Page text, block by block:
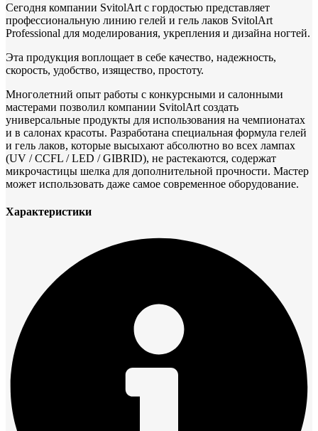
Сегодня компании SvitolArt с гордостью представляет
профессиональную линию гелей и гель лаков SvitolArt
Professional для моделирования, укрепления и дизайна ногтей.
Эта продукция воплощает в себе качество, надежность,
скорость, удобство, изящество, простоту.
Многолетний опыт работы с конкурсными и салонными
мастерами позволил компании SvitolArt создать
универсальные продукты для использования на чемпионатах
и в салонах красоты. Разработана специальная формула гелей
и гель лаков, которые высыхают абсолютно во всех лампах
(UV / CCFL / LED / GIBRID), не растекаются, содержат
микрочастицы шелка для дополнительной прочности. Мастер
может использовать даже самое современное оборудование.
Характеристики